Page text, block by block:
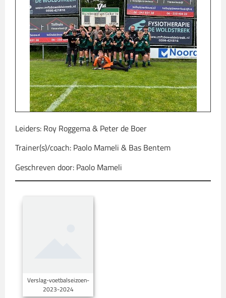
Leiders: Roy Roggema & Peter de Boer
Trainer(s)/coach: Paolo Mameli & Bas Bentem
Geschreven door: Paolo Mameli
Verslag-voetbalseizoen-
2023-2024